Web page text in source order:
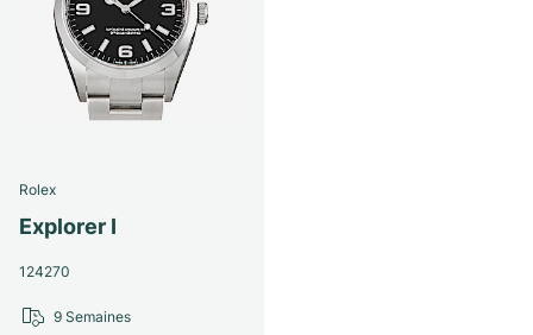
Rolex
Explorer I
124270
9 Semaines